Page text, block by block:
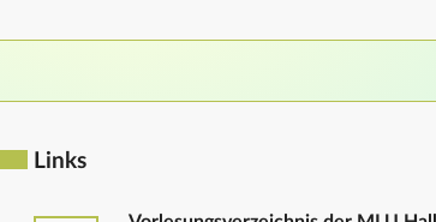
Links